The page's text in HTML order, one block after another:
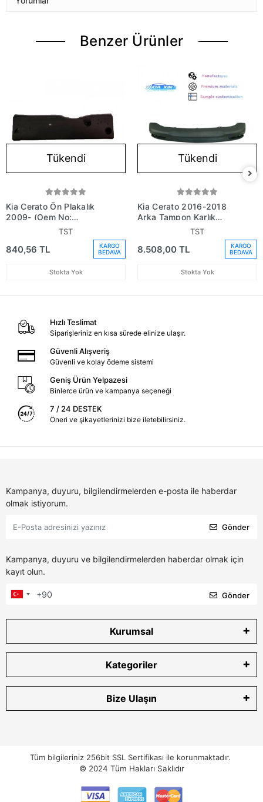
Benzer Ürünler
Tükendi
Kia Cerato Ön Plakalık
2009- (Oem No:
865191M010)TST
840,56 TL
KARGO
BEDAVA
Stokta Yok
Tükendi
Kia Cerato 2016-2018
Arka Tampon Karlık
(Oem No: 86695-A7800)
TST
8.508,00 TL
KARGO
BEDAVA
Stokta Yok
Hızlı Teslimat
Siparişleriniz en kısa sürede elinize ulaşır.
Güvenli Alışveriş
Güvenli ve kolay ödeme sistemi
Geniş Ürün Yelpazesi
Binlerce ürün ve kampanya seçeneği
7 / 24 DESTEK
Öneri ve şikayetlerinizi bize iletebilirsiniz.
Kampanya, duyuru, bilgilendirmelerden e-posta ile haberdar
olmak istiyorum.
Gönder
Kampanya, duyuru ve bilgilendirmelerden haberdar olmak için
kayıt olun.
Gönder
Kurumsal
Kategoriler
Bize Ulaşın
Tüm bilgileriniz 256bit SSL Sertifikası ile korunmaktadır.
© 2024 Tüm Hakları Saklıdır